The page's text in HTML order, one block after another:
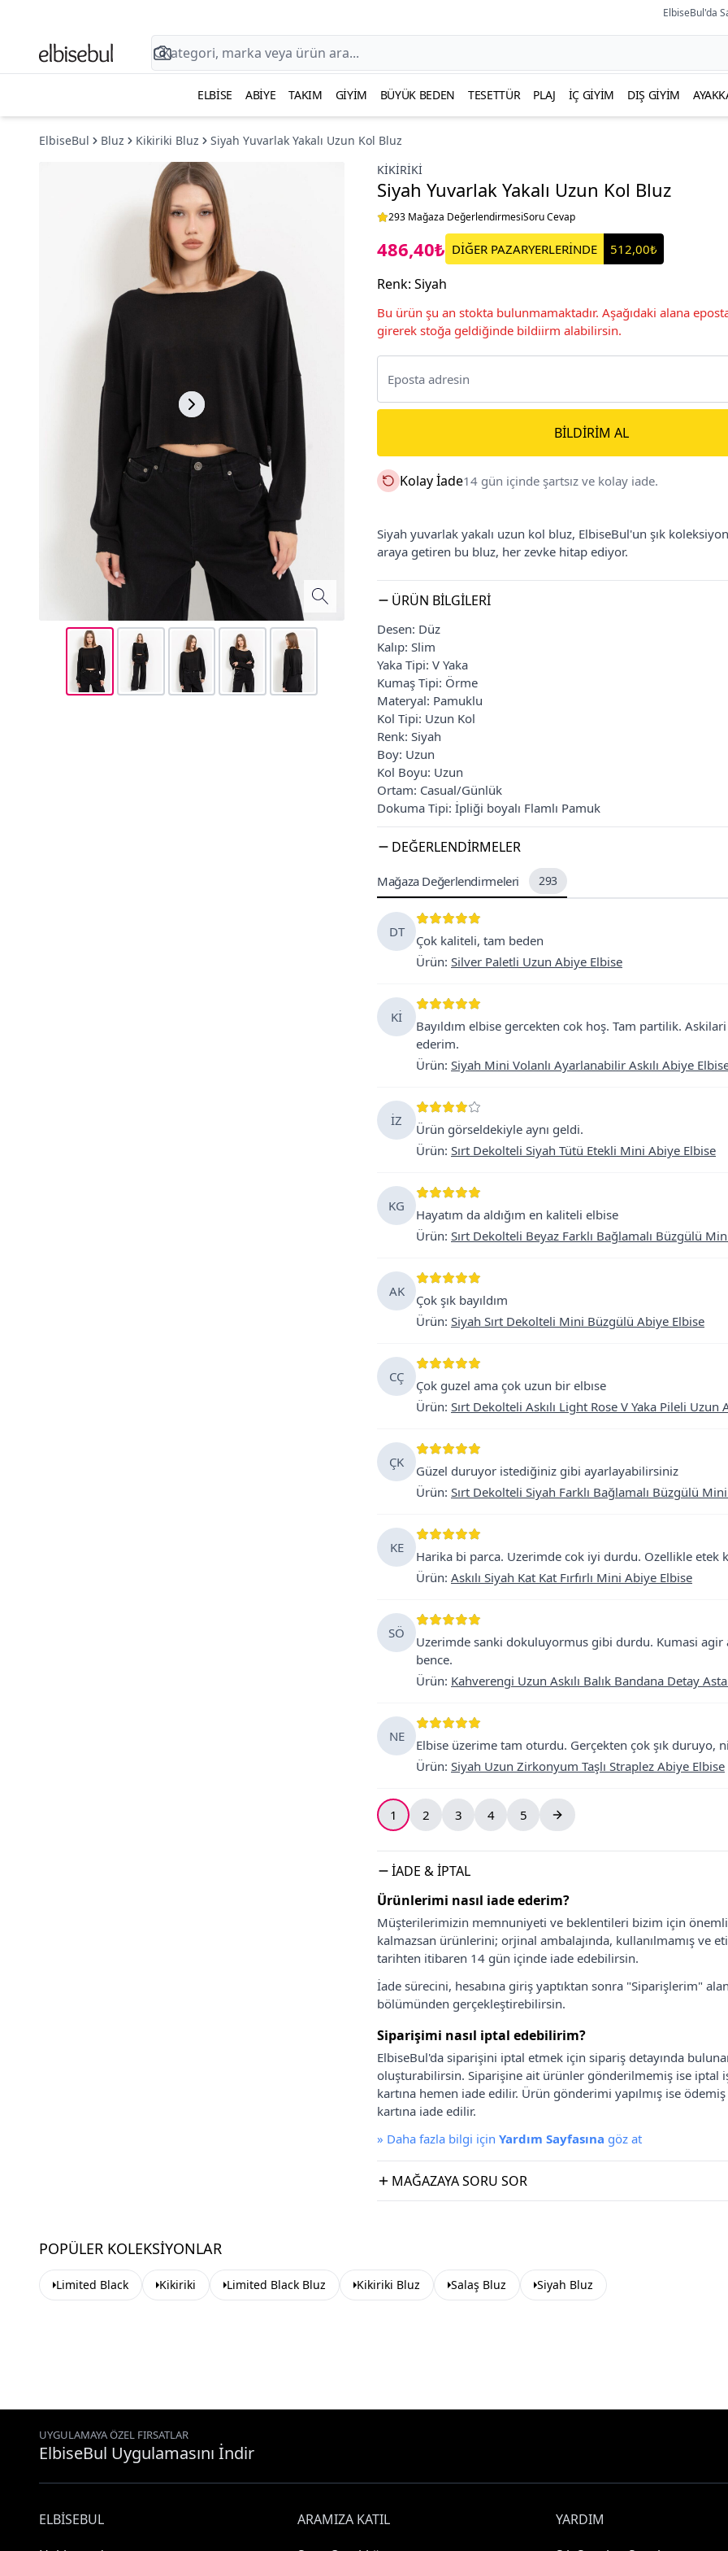
ElbiseBul'da
ELBISE ABIYE TAKIM GIYIM BÜYÜK BEDEN TESETTÜR PLAJ İÇ GIYIM DIŞ GIYIM
ElbiseBul Bluz Kikiriki Bluz
Siyah Yuvarlak Yakalı Uzun Kol Bluz
KIKIRIKI
Siyah Yuvarlak Yakalı Uzun Kol Bluz
293 Mağaza DeğerlendirmesiSoru Cevap
486,40₺ DİĞER PAZARYERLERİNDE 512,00₺
Renk: Siyah
Bu ürün şu an stokta bulunmamaktadır. Aşağıdaki alana
girerek stoğa geldiğinde bildiirm alabilirsin.
BILDIRIM AL
Kolay İade14 gün içinde şartsız ve kolay iade.
Siyah yuvarlak yakalı uzun kol bluz, ElbiseBul'un şık
araya getiren bu bluz, her zevke hitap ediyor.
ÜRÜN BILGILERI
Desen: Düz
Kalıp: Slim
Yaka Tipi: V Yaka
Kumaş Tipi: Örme
Materyal: Pamuklu
Kol Tipi: Uzun Kol
Renk: Siyah
Boy: Uzun
Kol Boyu: Uzun
Ortam: Casual/Günlük
Dokuma Tipi: İpliği boyalı Flamlı Pamuk
DEĞERLENDIRMELER
Mağaza Değerlendirmeleri 293
DT
Çok kaliteli, tam beden
Ürün: Silver Paletli Uzun Abiye Elbise
Kİ
Bayıldım elbise gercekten cok hoş. Tam partilik.
ederim.
Ürün: Siyah Mini Volanlı Ayarlanabilir Askılı Abiye
İZ
Ürün görseldekiyle aynı geldi.
Ürün: Sırt Dekolteli Siyah Tütü Etekli Mini Abiye Elbise
KG
Hayatım da aldığım en kaliteli elbise
Ürün: Sırt Dekolteli Beyaz Farklı Bağlamalı Büzgülü
AK
Çok şık bayıldım
Ürün: Siyah Sırt Dekolteli Mini Büzgülü Abiye Elbise
CÇ
Çok guzel ama çok uzun bir elbıse
Ürün: Sırt Dekolteli Askılı Light Rose V Yaka Pileli Uzun
ÇK
Güzel duruyor istediğiniz gibi ayarlayabilirsiniz
Ürün: Sırt Dekolteli Siyah Farklı Bağlamalı Büzgülü
KE
Harika bi parca. Uzerimde cok iyi durdu. Ozellikle
Ürün: Askılı Siyah Kat Kat Fırfırlı Mini Abiye Elbise
SÖ
Uzerimde sanki dokuluyormus gibi durdu. Kumasi
bence.
Ürün: Kahverengi Uzun Askılı Balık Bandana Detay
NE
Elbise üzerime tam oturdu. Gerçekten çok şık duruyo,
Ürün: Siyah Uzun Zirkonyum Taşlı Straplez Abiye Elbise
1 2 3 4 5
İADE & İPTAL
Ürünlerimi nasıl iade ederim?
Müşterilerimizin memnuniyeti ve beklentileri bizim için
kalmazsan ürünlerini; orjinal ambalajında, kullanılmamış ve
tarihten itibaren 14 gün içinde iade edebilirsin.
İade sürecini, hesabına giriş yaptıktan sonra "Siparişlerim"
bölümünden gerçekleştirebilirsin.
Siparişimi nasıl iptal edebilirim?
ElbiseBul'da siparişini iptal etmek için sipariş detayında
oluşturabilirsin. Siparişine ait ürünler gönderilmemiş ise iptal
kartına hemen iade edilir. Ürün gönderimi yapılmış ise
kartına iade edilir.
» Daha fazla bilgi için Yardım Sayfasına göz at
MAĞAZAYA SORU SOR
POPÜLER KOLEKSIYONLAR
Limited Black Kikiriki Limited Black Bluz Kikiriki Bluz Salaş Bluz Siyah Bluz
UYGULAMAYA ÖZEL FIRSATLAR
ElbiseBul Uygulamasını İndir
ELBISEBUL
ARAMIZA KATIL
YARDIM